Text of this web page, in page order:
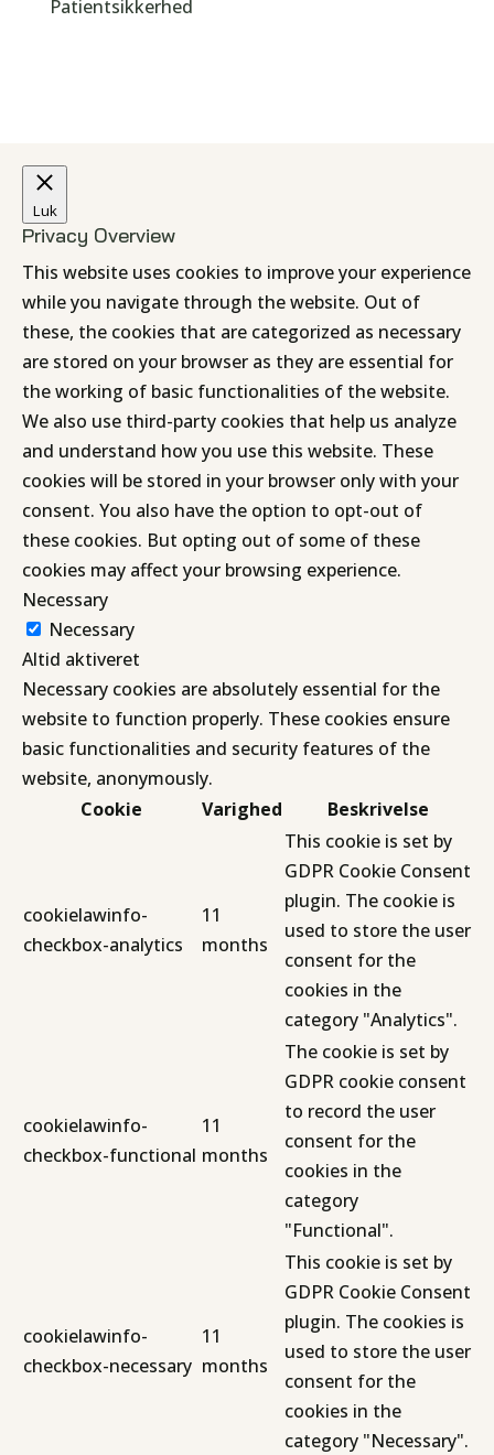
Patientsikkerhed
Luk
Privacy Overview
This website uses cookies to improve your experience
while you navigate through the website. Out of
these, the cookies that are categorized as necessary
are stored on your browser as they are essential for
the working of basic functionalities of the website.
We also use third-party cookies that help us analyze
and understand how you use this website. These
cookies will be stored in your browser only with your
consent. You also have the option to opt-out of
these cookies. But opting out of some of these
cookies may affect your browsing experience.
Necessary
Necessary
Altid aktiveret
Necessary cookies are absolutely essential for the
website to function properly. These cookies ensure
basic functionalities and security features of the
website, anonymously.
Cookie
Varighed Beskrivelse
cookielawinfo-
checkbox-analytics
11
months
This cookie is set by
GDPR Cookie Consent
plugin. The cookie is
used to store the user
consent for the
cookies in the
category "Analytics".
cookielawinfo-
checkbox-functional
11
months
The cookie is set by
GDPR cookie consent
to record the user
consent for the
cookies in the
category
"Functional".
cookielawinfo-
checkbox-necessary
11
months
This cookie is set by
GDPR Cookie Consent
plugin. The cookies is
used to store the user
consent for the
cookies in the
category "Necessary".